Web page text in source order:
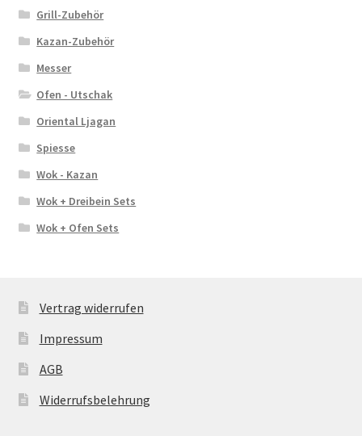
Grill-Zubehör
Kazan-Zubehör
Messer
Ofen - Utschak
Oriental Ljagan
Spiesse
Wok - Kazan
Wok + Dreibein Sets
Wok + Ofen Sets
Vertrag widerrufen
Impressum
AGB
Widerrufsbelehrung